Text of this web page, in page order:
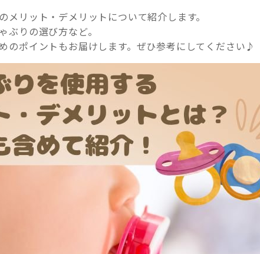
メリット・デメリットについて紹介します。
ぶりの選び方など。
のポイントもお届けします。ぜひ参考にしてください♪